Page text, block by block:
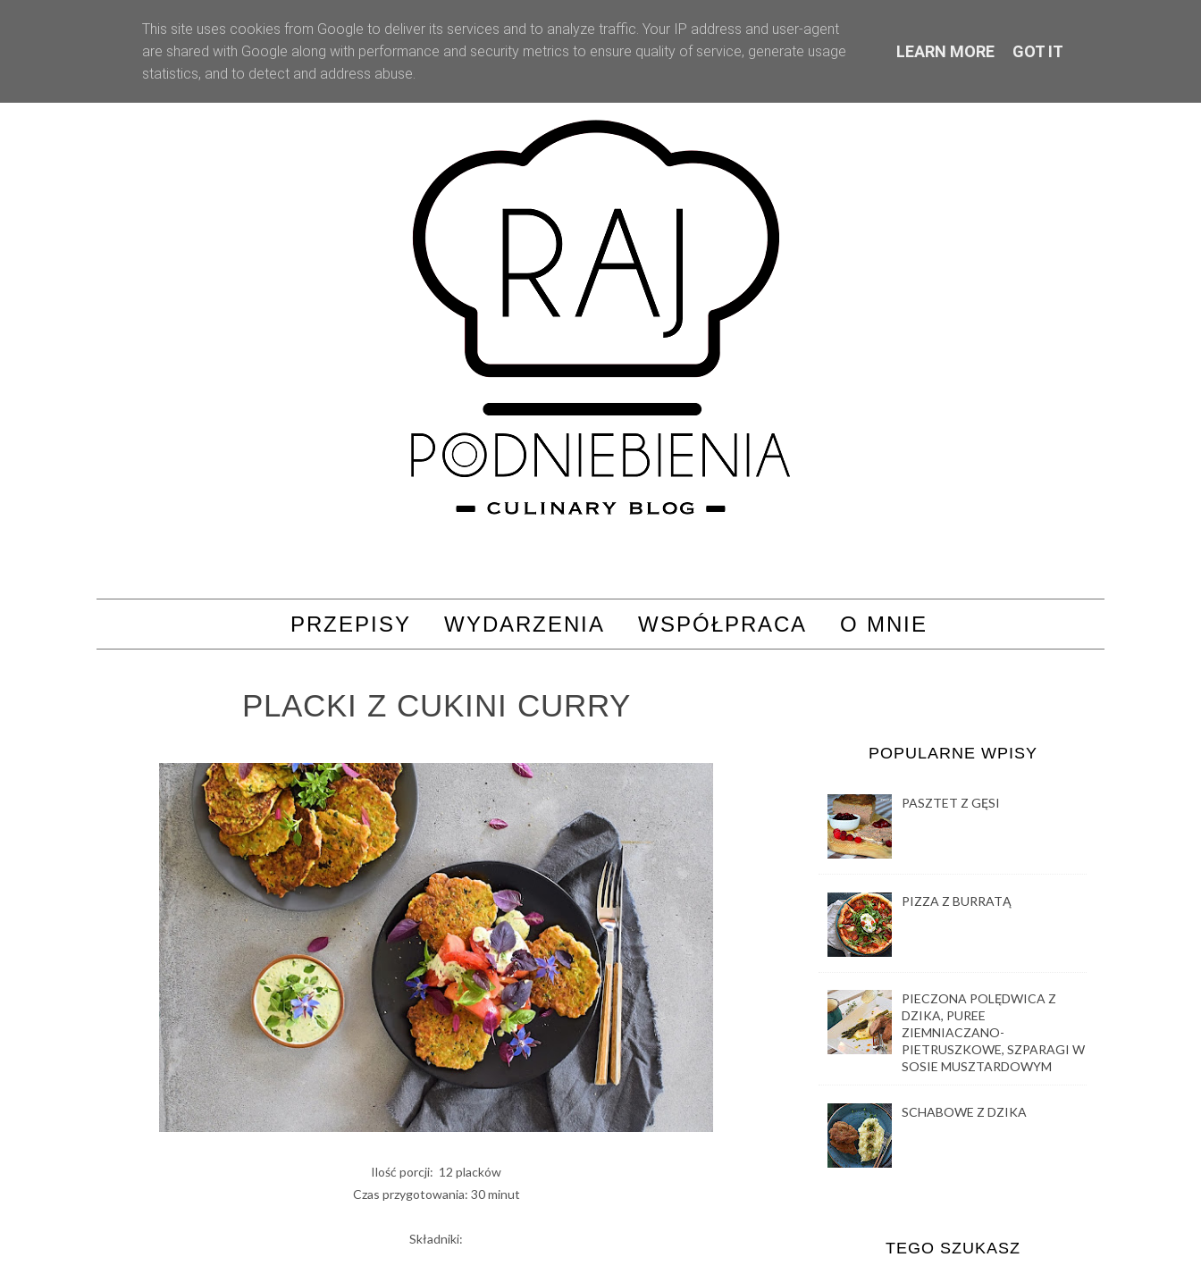
PRZEPISY WYDARZENIA WSPÓŁPRACA O MNIE
PLACKI Z CUKINI CURRY
Ilość porcji: 12 placków
Czas przygotowania: 30 minut
Składniki:
POPULARNE WPISY
PASZTET Z GĘSI
PIZZA Z BURRATĄ
PIECZONA POLĘDWICA Z
DZIKA, PUREE
ZIEMNIACZANO-
PIETRUSZKOWE, SZPARAGI W
SOSIE MUSZTARDOWYM
SCHABOWE Z DZIKA
TEGO SZUKASZ
This site uses cookies from Google to deliver its services and to analyze traffic. Your IP address and user-agent
are shared with Google along with performance and security metrics to ensure quality of service, generate usage
statistics, and to detect and address abuse.
LEARN MORE GOT IT